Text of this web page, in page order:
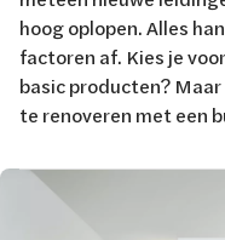
hoog oplopen. Alles
factoren af. Kies je
basic producten?
te renoveren met een
Afbeelding